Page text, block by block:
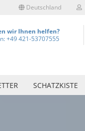
Deutschland
wir Ihnen helfen?
+49 421-53707555
SCHATZKISTE